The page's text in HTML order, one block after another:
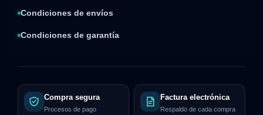
Condiciones de envíos
Condiciones de garantía
Compra segura
Procesos de pago
Factura electrónica
Respaldo de cada compra